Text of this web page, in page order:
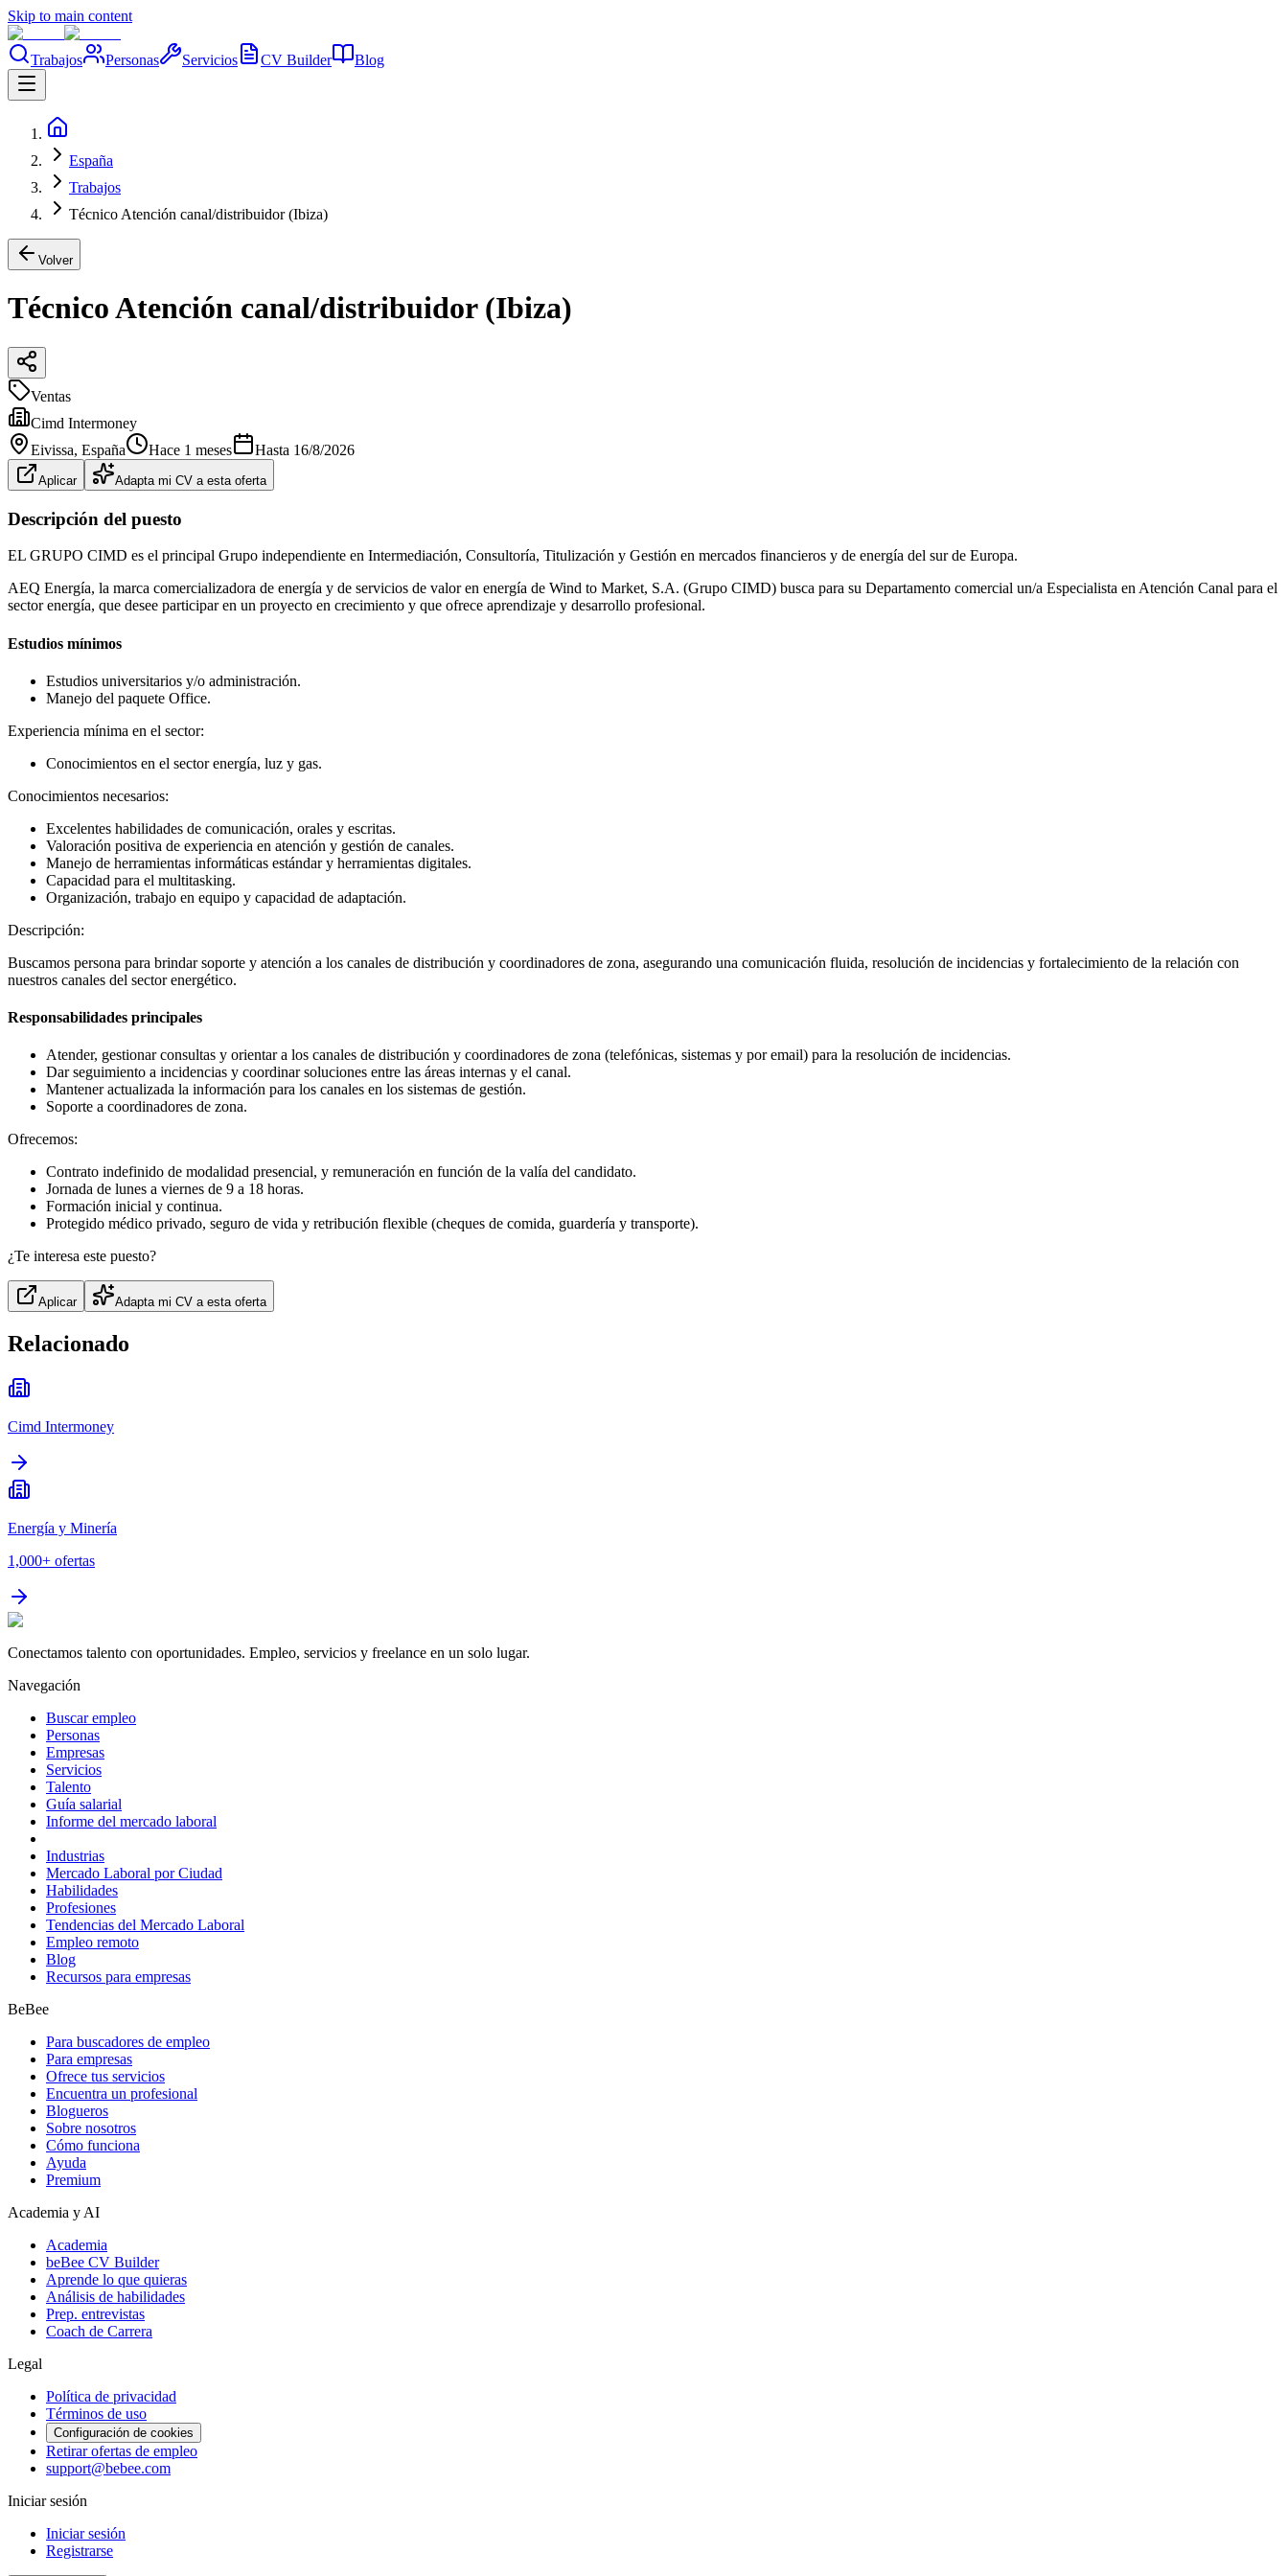
Skip to main content
Trabajos Personas Servicios CV Builder Blog
España
Trabajos
Técnico Atención canal/distribuidor (Ibiza)
Volver
Técnico Atención canal/distribuidor (Ibiza)
Ventas
Cimd Intermoney
Eivissa, España Hace 1 meses Hasta 16/8/2026
Aplicar Adapta mi CV a esta oferta
Descripción del puesto
EL GRUPO CIMD es el principal Grupo independiente en Intermediación, Consultoría, Titulización y Gestión en mercados financieros y de energía del sur de Europa.
AEQ Energía, la marca comercializadora de energía y de servicios de valor en energía de Wind to Market, S.A. (Grupo CIMD) busca para su Departamento comercial un/a Especialista en Atención Canal para el
sector energía, que desee participar en un proyecto en crecimiento y que ofrece aprendizaje y desarrollo profesional.
Estudios mínimos
Estudios universitarios y/o administración.
Manejo del paquete Office.
Experiencia mínima en el sector:
Conocimientos en el sector energía, luz y gas.
Conocimientos necesarios:
Excelentes habilidades de comunicación, orales y escritas.
Valoración positiva de experiencia en atención y gestión de canales.
Manejo de herramientas informáticas estándar y herramientas digitales.
Capacidad para el multitasking.
Organización, trabajo en equipo y capacidad de adaptación.
Descripción:
Buscamos persona para brindar soporte y atención a los canales de distribución y coordinadores de zona, asegurando una comunicación fluida, resolución de incidencias y fortalecimiento de la relación con
nuestros canales del sector energético.
Responsabilidades principales
Atender, gestionar consultas y orientar a los canales de distribución y coordinadores de zona (telefónicas, sistemas y por email) para la resolución de incidencias.
Dar seguimiento a incidencias y coordinar soluciones entre las áreas internas y el canal.
Mantener actualizada la información para los canales en los sistemas de gestión.
Soporte a coordinadores de zona.
Ofrecemos:
Contrato indefinido de modalidad presencial, y remuneración en función de la valía del candidato.
Jornada de lunes a viernes de 9 a 18 horas.
Formación inicial y continua.
Protegido médico privado, seguro de vida y retribución flexible (cheques de comida, guardería y transporte).
¿Te interesa este puesto?
Aplicar Adapta mi CV a esta oferta
Relacionado
Cimd Intermoney
Energía y Minería
1,000+ ofertas
Conectamos talento con oportunidades. Empleo, servicios y freelance en un solo lugar.
Navegación
Buscar empleo
Personas
Empresas
Servicios
Talento
Guía salarial
Informe del mercado laboral
Industrias
Mercado Laboral por Ciudad
Habilidades
Profesiones
Tendencias del Mercado Laboral
Empleo remoto
Blog
Recursos para empresas
BeBee
Para buscadores de empleo
Para empresas
Ofrece tus servicios
Encuentra un profesional
Blogueros
Sobre nosotros
Cómo funciona
Ayuda
Premium
Academia y AI
Academia
beBee CV Builder
Aprende lo que quieras
Análisis de habilidades
Prep. entrevistas
Coach de Carrera
Legal
Política de privacidad
Términos de uso
Configuración de cookies
Retirar ofertas de empleo
support@bebee.com
Iniciar sesión
Iniciar sesión
Registrarse